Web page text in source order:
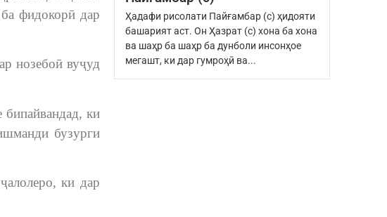
фидокорӣ дар
нозебоӣ вуҷуд
бипайвандад, ки
бузурги
ки дар
Ҳадафи рисолати Пайғамбар (с) ҳидояти
башарият аст. Он Ҳазрат (с) хона ба хона
ва шаҳр ба шаҳр ба дунболи инсонҳое
мегашт, ки дар гумроҳӣ ва...